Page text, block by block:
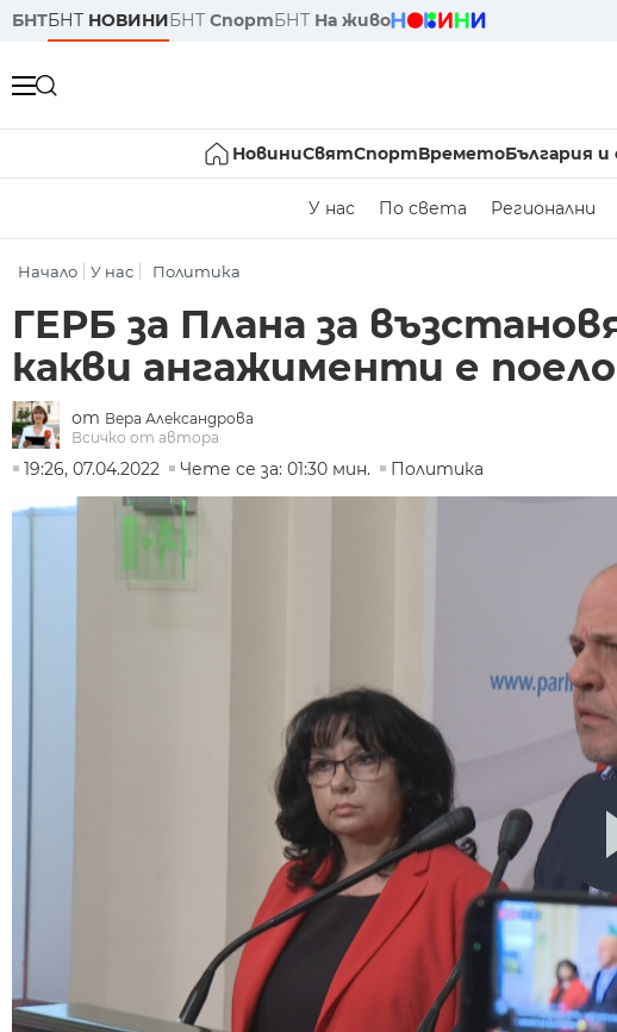
БНТБНТ НОВИНИБНТ СпортБНТ На живо
НовиниСвятСпортВреметоБългария
У нас По света Регионални
Начало У нас Политика
ГЕРБ за Плана за
какви ангажименти е
от Вера Александрова
Всичко от автора
19:26, 07.04.2022
Чете се за: 01:30 мин. Политика